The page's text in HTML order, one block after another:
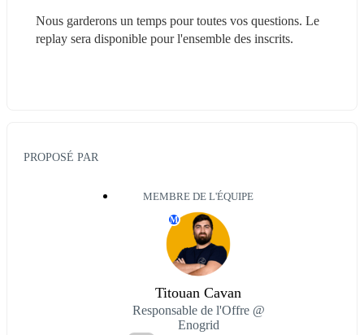
Nous garderons un temps pour toutes vos questions. Le
replay sera disponible pour l'ensemble des inscrits.
PROPOSÉ PAR
MEMBRE DE L'ÉQUIPE
M
Titouan Cavan
Responsable de l'Offre @
Enogrid